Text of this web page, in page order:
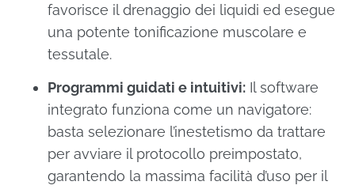
favorisce il drenaggio dei liquidi ed esegue
una potente tonificazione muscolare e
tessutale.
Programmi guidati e intuitivi: Il software
integrato funziona come un navigatore:
basta selezionare l’inestetismo da trattare
per avviare il protocollo preimpostato,
garantendo la massima facilità d’uso per il